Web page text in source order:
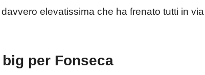
elevatissima che ha frenato tutti in via
per Fonseca